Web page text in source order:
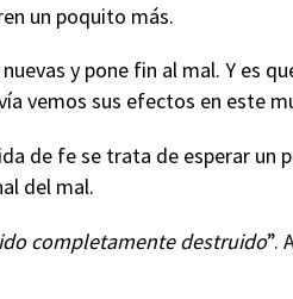
un poquito más.
y pone fin al mal. Y es
vemos sus efectos en este
de fe se trata de esperar
del mal.
completamente destruido”.